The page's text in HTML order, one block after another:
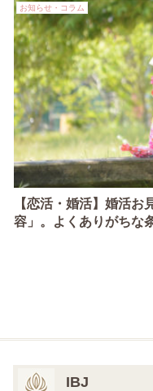
お知らせ・コラム
【恋活・婚活】婚活
容」。よくありがちな
IBJ